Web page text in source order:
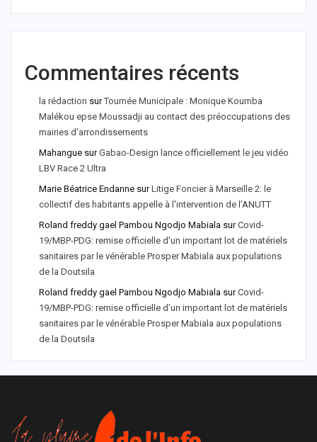
Commentaires récents
la rédaction surTournée Municipale : Monique Koumba
Malékou epse Moussadji au contact des préoccupations des
mairies d'arrondissements
Mahangue surGabao-Design lance officiellement le jeu vidéo
LBV Race 2 Ultra
Marie Béatrice Endanne surLitige Foncier à Marseille 2: le
collectif des habitants appelle à l'intervention de l'ANUTT
Roland freddy gael Pambou Ngodjo Mabiala surCovid-
19/MBP-PDG: remise officielle d'un important lot de matériels
sanitaires par le vénérable Prosper Mabiala aux populations
de la Doutsila
Roland freddy gael Pambou Ngodjo Mabiala surCovid-
19/MBP-PDG: remise officielle d’un important lot de matériels
sanitaires par le vénérable Prosper Mabiala aux populations
de la Doutsila